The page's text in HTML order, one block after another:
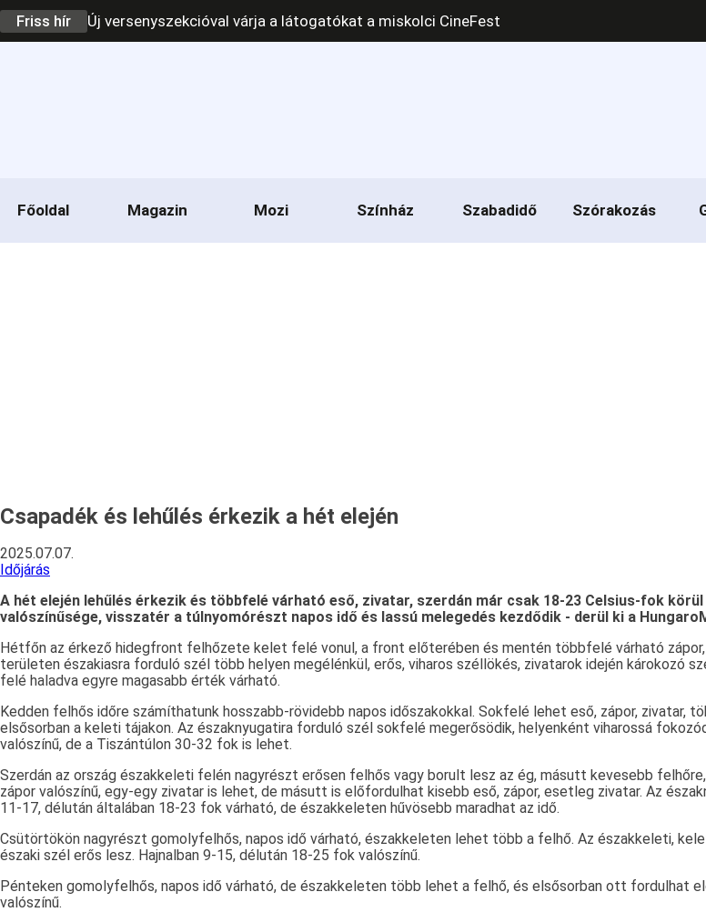
Friss hír Új versenyszekcióval várja a látogatókat a miskolci CineFest
Főoldal Magazin Mozi Színház Szabadidő Szórakozás
Csapadék és lehűlés érkezik a hét elején
2025.07.07.
Időjárás
A hét elején lehűlés érkezik és többfelé várható eső, zivatar, szerdán már csak 18-23 Celsius-fok
valószínűsége, visszatér a túlnyomórészt napos idő és lassú melegedés kezdődik - derül ki a
Hétfőn az érkező hidegfront felhőzete kelet felé vonul, a front előterében és mentén többfelé várható zápor,
területen északiasra forduló szél több helyen megélénkül, erős, viharos széllökés, zivatarok idején
felé haladva egyre magasabb érték várható.
Kedden felhős időre számíthatunk hosszabb-rövidebb napos időszakokkal. Sokfelé lehet eső, zápor, zivatar,
elsősorban a keleti tájakon. Az északnyugatira forduló szél sokfelé megerősödik, helyenként viharossá
valószínű, de a Tiszántúlon 30-32 fok is lehet.
Szerdán az ország északkeleti felén nagyrészt erősen felhős vagy borult lesz az ég, másutt kevesebb
zápor valószínű, egy-egy zivatar is lehet, de másutt is előfordulhat kisebb eső, zápor, esetleg zivatar. Az
11-17, délután általában 18-23 fok várható, de északkeleten hűvösebb maradhat az idő.
Csütörtökön nagyrészt gomolyfelhős, napos idő várható, északkeleten lehet több a felhő. Az északkeleti,
északi szél erős lesz. Hajnalban 9-15, délután 18-25 fok valószínű.
Pénteken gomolyfelhős, napos idő várható, de északkeleten több lehet a felhő, és elsősorban ott fordulhat
valószínű.